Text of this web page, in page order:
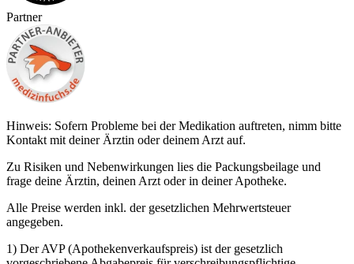
Partner
Hinweis: Sofern Probleme bei der Medikation auftreten, nimm bitte
Kontakt mit deiner Ärztin oder deinem Arzt auf.
Zu Risiken und Nebenwirkungen lies die Packungsbeilage und
frage deine Ärztin, deinen Arzt oder in deiner Apotheke.
Alle Preise werden inkl. der gesetzlichen Mehrwertsteuer
angegeben.
1) Der AVP (Apothekenverkaufspreis) ist der gesetzlich